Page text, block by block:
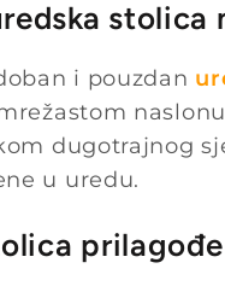
i pouzdan
dugotrajnog
u uredu.